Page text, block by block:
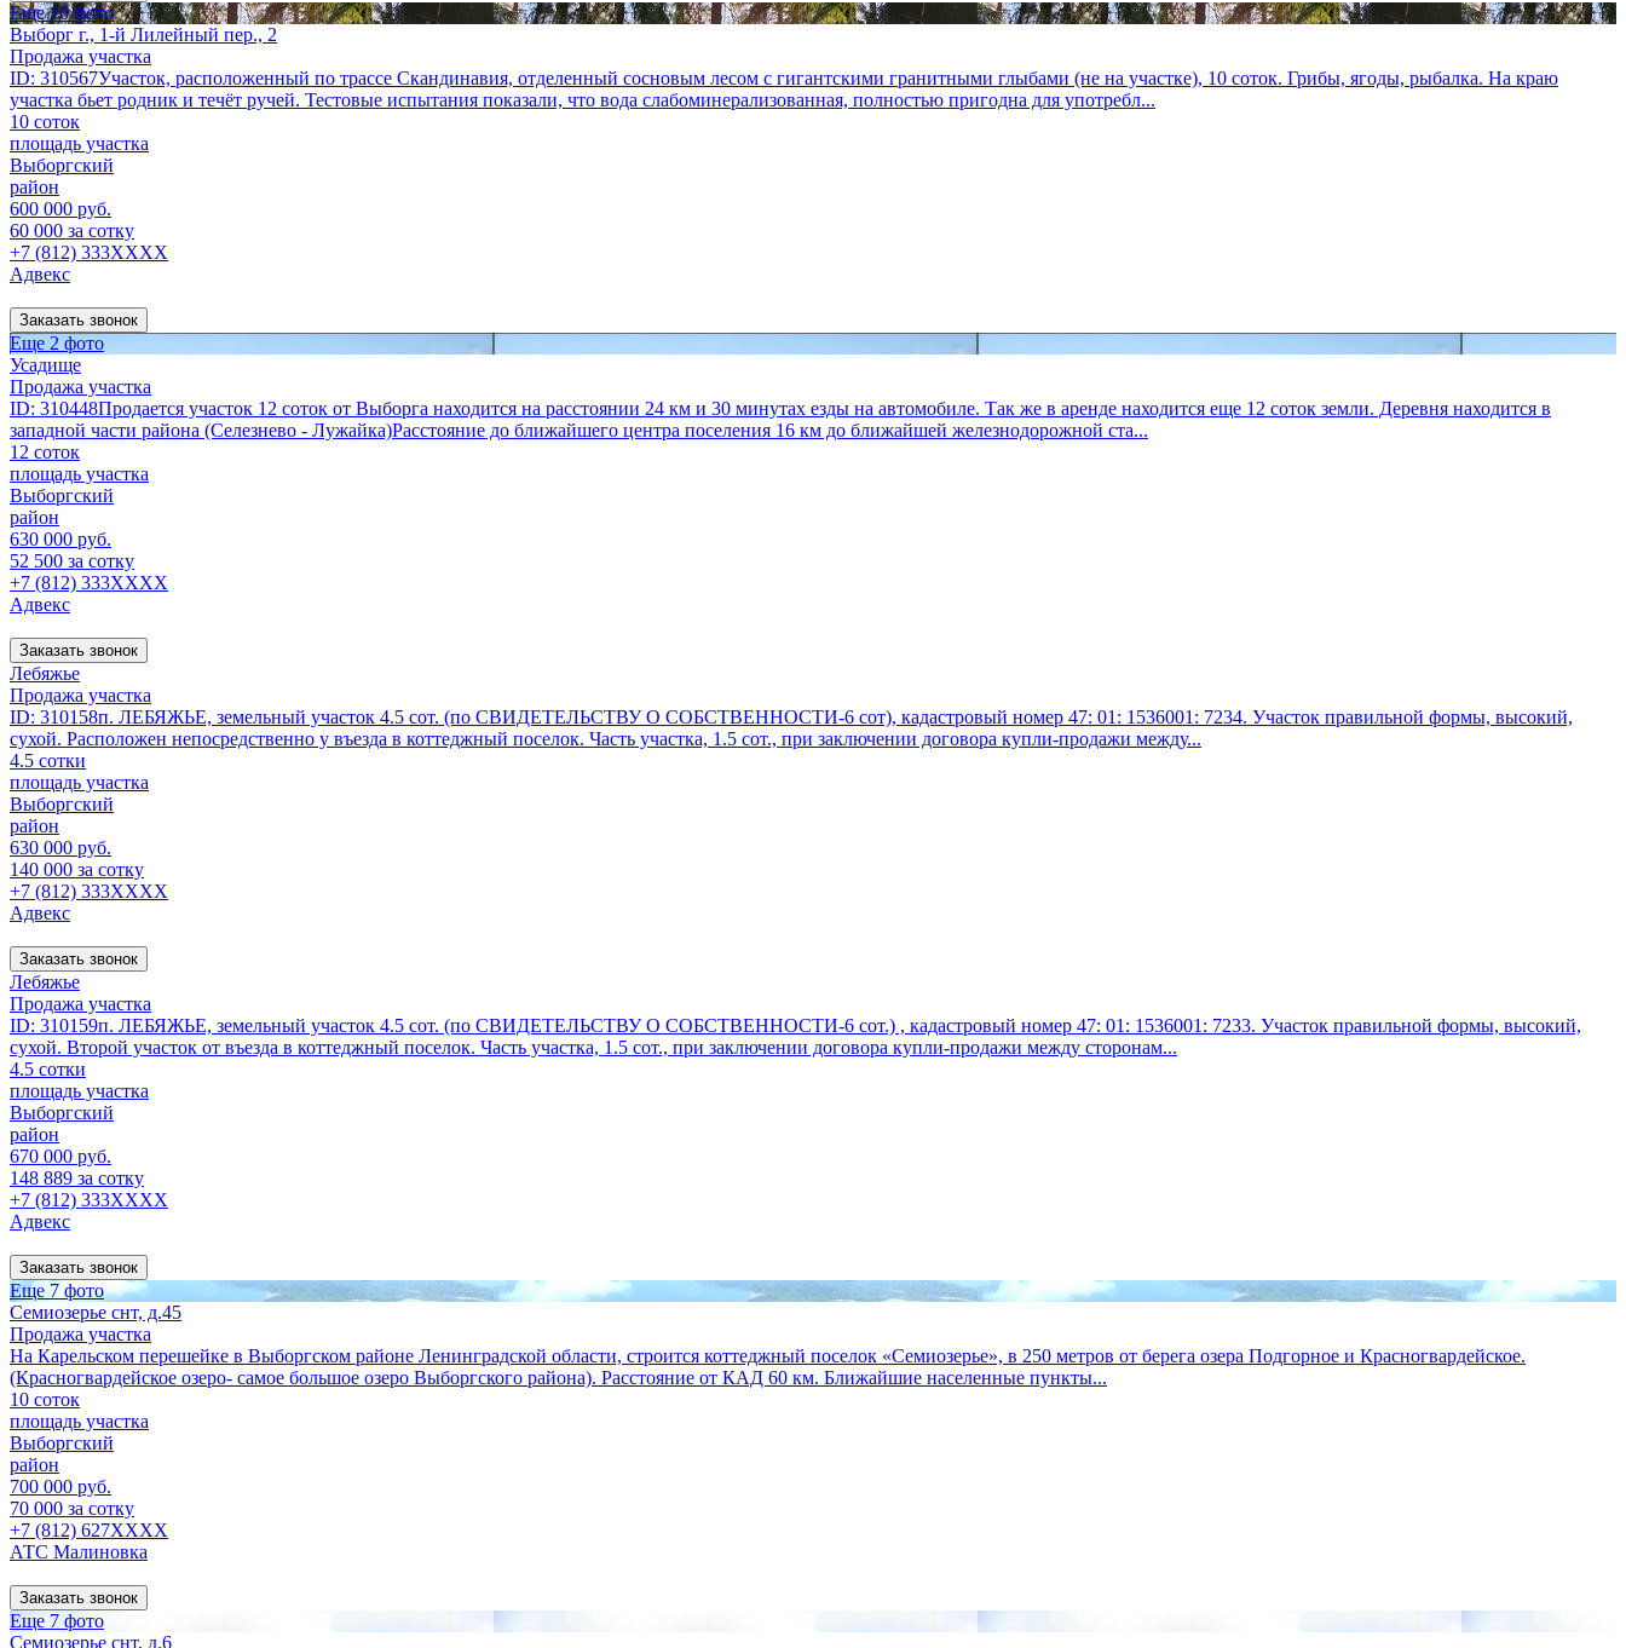
Еще 10 фото
Выборг г., 1-й Лилейный пер., 2
Продажа участка
ID: 310567Участок, расположенный по трассе Скандинавия, отделенный сосновым лесом с гигантскими гранитными глыбами (не на участке), 10 соток. Грибы, ягоды, рыбалка. На краю
участка бьет родник и течёт ручей. Тестовые испытания показали, что вода слабоминерализованная, полностью пригодна для употребл...
10 соток
площадь участка
Выборгский
район
600 000 руб.
60 000 за сотку
+7 (812) 333XXXX
Адвекс
Заказать звонок
Еще 2 фото
Усадище
Продажа участка
ID: 310448Продается участок 12 соток от Выборга находится на расстоянии 24 км и 30 минутах езды на автомобиле. Так же в аренде находится еще 12 соток земли. Деревня находится в
западной части района (Селезнево - Лужайка)Расстояние до ближайшего центра поселения 16 км до ближайшей железнодорожной ста...
12 соток
площадь участка
Выборгский
район
630 000 руб.
52 500 за сотку
+7 (812) 333XXXX
Адвекс
Заказать звонок
Лебяжье
Продажа участка
ID: 310158п. ЛЕБЯЖЬЕ, земельный участок 4.5 сот. (по СВИДЕТЕЛЬСТВУ О СОБСТВЕННОСТИ-6 сот), кадастровый номер 47: 01: 1536001: 7234. Участок правильной формы, высокий,
сухой. Расположен непосредственно у въезда в коттеджный поселок. Часть участка, 1.5 сот., при заключении договора купли-продажи между...
4.5 сотки
площадь участка
Выборгский
район
630 000 руб.
140 000 за сотку
+7 (812) 333XXXX
Адвекс
Заказать звонок
Лебяжье
Продажа участка
ID: 310159п. ЛЕБЯЖЬЕ, земельный участок 4.5 сот. (по СВИДЕТЕЛЬСТВУ О СОБСТВЕННОСТИ-6 сот.) , кадастровый номер 47: 01: 1536001: 7233. Участок правильной формы, высокий,
сухой. Второй участок от въезда в коттеджный поселок. Часть участка, 1.5 сот., при заключении договора купли-продажи между сторонам...
4.5 сотки
площадь участка
Выборгский
район
670 000 руб.
148 889 за сотку
+7 (812) 333XXXX
Адвекс
Заказать звонок
Еще 7 фото
Семиозерье снт, д.45
Продажа участка
На Карельском перешейке в Выборгском районе Ленинградской области, строится коттеджный поселок «Семиозерье», в 250 метров от берега озера Подгорное и Красногвардейское.
(Красногвардейское озеро- самое большое озеро Выборгского района). Расстояние от КАД 60 км. Ближайшие населенные пункты...
10 соток
площадь участка
Выборгский
район
700 000 руб.
70 000 за сотку
+7 (812) 627XXXX
АТС Малиновка
Заказать звонок
Еще 7 фото
Семиозерье снт, д.6